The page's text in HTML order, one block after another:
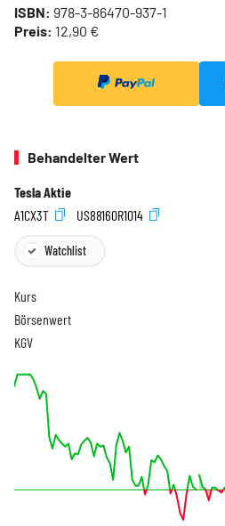
ISBN: 978-3-86470-937-1
Preis: 12,90 €
Behandelter Wert
Tesla Aktie
A1CX3T
US88160R1014
Watchlist
Kurs
Börsenwert
KGV